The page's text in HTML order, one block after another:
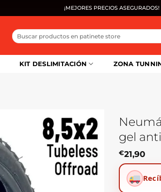
¡MEJORES PRECIOS ASEGURADOS!
Buscar
por:
KIT DESLIMITACIÓN ZONA
gel
€21,90